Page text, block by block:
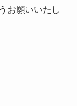
お願いいたし